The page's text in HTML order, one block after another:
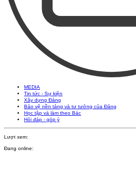
MEDIA
Tin tức - Sự kiện
Xây dựng Đảng
Bảo vệ nền tảng và tư tưởng của Đảng
Học tập và làm theo Bác
Hỏi đáp - góp ý
Lượt xem:
Đang online: